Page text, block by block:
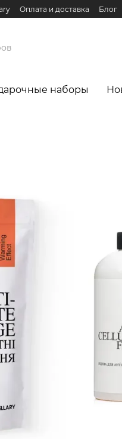
Оплата и доставка Блог
возврат Публичная оферта
наборы